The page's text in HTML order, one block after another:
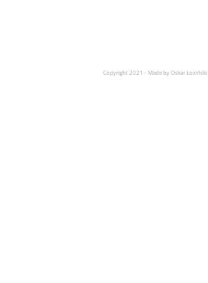
Copyright 2021 - Made by Oskar Łoziński